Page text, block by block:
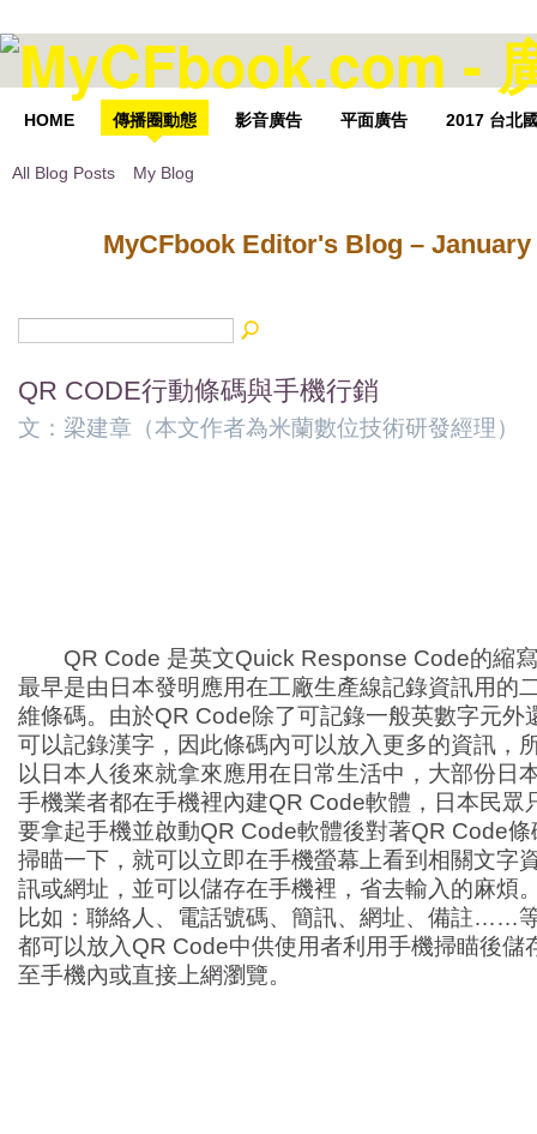
HOME 傳播圈動態 影音廣告 平面廣告 2017 台北
All Blog Posts My Blog
MyCFbook Editor's Blog –
QR CODE行動條碼與手機行銷
文：梁建章（本文作者為米蘭數位技術研發經理）
QR Code 是英文Quick Response Code的縮
最早是由日本發明應用在工廠生產線記錄資訊用的
維條碼。由於QR Code除了可記錄一般英數字元外
可以記錄漢字，因此條碼內可以放入更多的資訊，
以日本人後來就拿來應用在日常生活中，大部份日
手機業者都在手機裡內建QR Code軟體，日本民眾
要拿起手機並啟動QR Code軟體後對著QR Code條
掃瞄一下，就可以立即在手機螢幕上看到相關文字
訊或網址，並可以儲存在手機裡，省去輸入的麻煩
比如：聯絡人、電話號碼、簡訊、網址、備註……
都可以放入QR Code中供使用者利用手機掃瞄後儲
至手機內或直接上網瀏覽。